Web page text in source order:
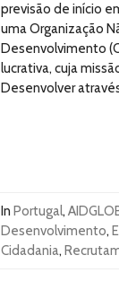
previsão de início
uma Organização
Desenvolvimento
lucrativa, cuja
Desenvolver
In Portugal,
Desenvolvimento,
Cidadania,